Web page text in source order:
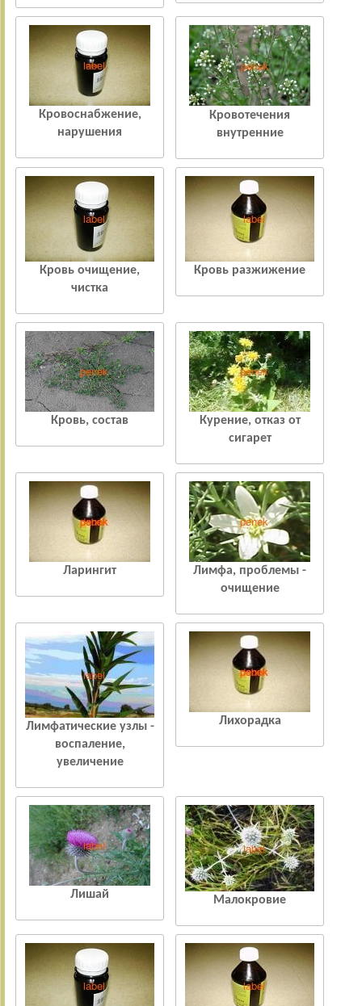
Кровоснабжение,
нарушения
Кровотечения
внутренние
Кровь очищение,
чистка
Кровь разжижение
Кровь, состав
Курение, отказ от
сигарет
Ларингит
Лимфа, проблемы -
очищение
Лимфатические узлы -
воспаление,
увеличение
Лихорадка
Лишай Малокровие